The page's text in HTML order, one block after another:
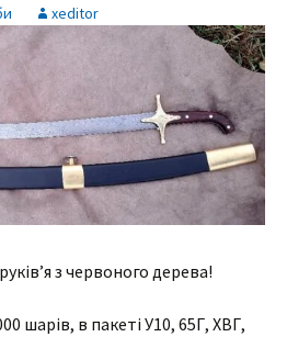
xeditor
з червоного дерева!
шарів, в пакеті У10, 65Г, ХВГ,